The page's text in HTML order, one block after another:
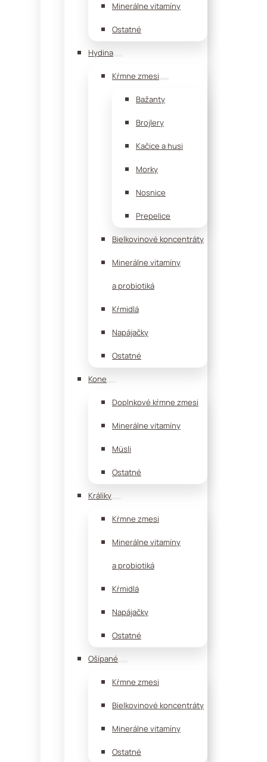
Minerálne vitamíny
Ostatné
Hydina
Kŕmne zmesi
Bažanty
Brojlery
Kačice a husi
Morky
Nosnice
Prepelice
Bielkovinové koncentráty
Minerálne vitamíny
a probiotiká
Kŕmidlá
Napájačky
Ostatné
Kone
Doplnkové kŕmne zmesi
Minerálne vitamíny
Müsli
Ostatné
Králiky
Kŕmne zmesi
Minerálne vitamíny
a probiotiká
Kŕmidlá
Napájačky
Ostatné
Ošípané
Kŕmne zmesi
Bielkovinové koncentráty
Minerálne vitamíny
Ostatné